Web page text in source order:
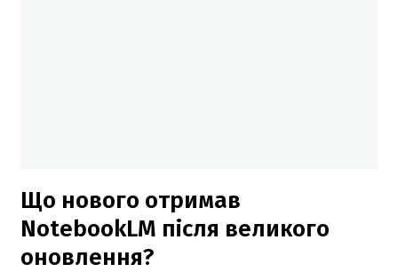
Що нового отримав
NotebookLM після великого
оновлення?